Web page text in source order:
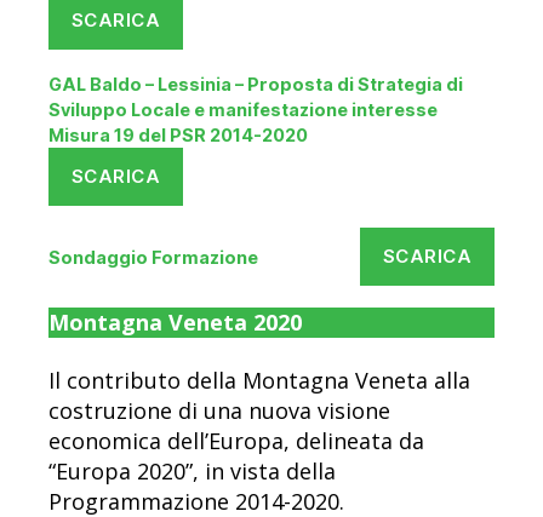
SCARICA
GAL Baldo – Lessinia – Proposta di Strategia di
Sviluppo Locale e manifestazione interesse
Misura 19 del PSR 2014-2020
SCARICA
Sondaggio Formazione SCARICA
Montagna Veneta 2020
Il contributo della Montagna Veneta alla
costruzione di una nuova visione
economica dell’Europa, delineata da
“Europa 2020”, in vista della
Programmazione 2014-2020.